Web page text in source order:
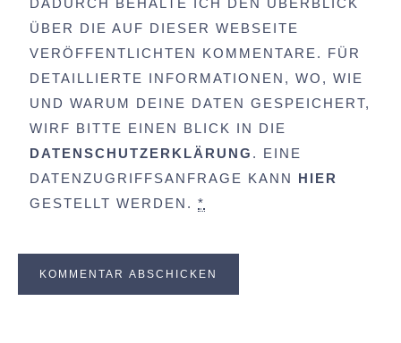
DADURCH BEHALTE ICH DEN ÜBERBLICK
ÜBER DIE AUF DIESER WEBSEITE
VERÖFFENTLICHTEN KOMMENTARE. FÜR
DETAILLIERTE INFORMATIONEN, WO, WIE
UND WARUM DEINE DATEN GESPEICHERT,
WIRF BITTE EINEN BLICK IN DIE
DATENSCHUTZERKLÄRUNG . EINE
DATENZUGRIFFSANFRAGE KANN HIER
GESTELLT WERDEN. *